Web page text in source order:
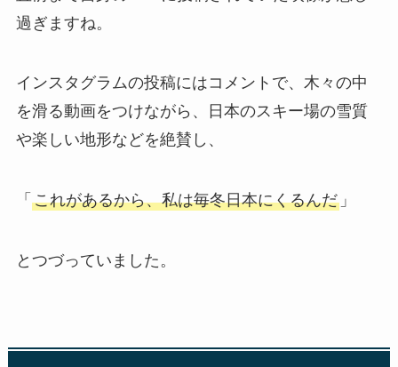
過ぎますね。
インスタグラムの投稿にはコメントで、木々の中
を滑る動画をつけながら、日本のスキー場の雪質
や楽しい地形などを絶賛し、
「 これがあるから、私は毎冬日本にくるんだ」
とつづっていました。